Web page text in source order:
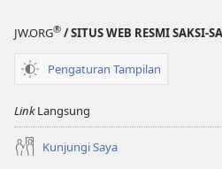
JW.ORG® / SITUS WEB RESMI SAKSI-
Pengaturan Tampilan
LinkLangsung
Kunjungi Saya